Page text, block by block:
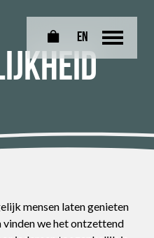
0 EN
mensen laten genieten
vinden we het ontzettend